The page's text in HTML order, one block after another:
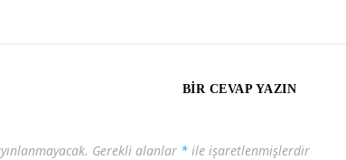
BIR CEVAP YAZIN
Gerekli alanlar * ile işaretlenmişlerdir